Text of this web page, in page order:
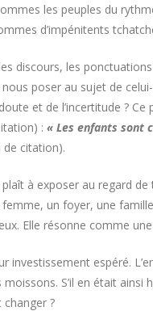
les peuples du
d’impénitents
discours, les
poser au sujet de
et de l’incertitude ?
: « Les enfants sont
de citation).
plaît à exposer au regard
un foyer, une
Elle résonne comme
investissement espéré.
S’il en était ainsi
changer ?